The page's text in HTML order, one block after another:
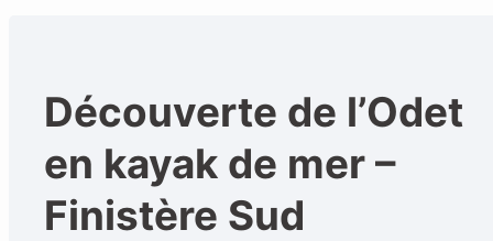
Découverte de l’Odet
en kayak de mer –
Finistère Sud